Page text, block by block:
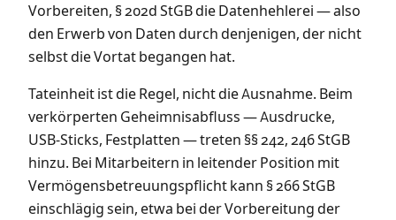
Vorbereiten, § 202d StGB die Datenhehlerei — also
den Erwerb von Daten durch denjenigen, der nicht
selbst die Vortat begangen hat.
Tateinheit ist die Regel, nicht die Ausnahme. Beim
verkörperten Geheimnisabfluss — Ausdrucke,
USB-Sticks, Festplatten — treten §§ 242, 246 StGB
hinzu. Bei Mitarbeitern in leitender Position mit
Vermögensbetreuungspflicht kann § 266 StGB
einschlägig sein, etwa bei der Vorbereitung der